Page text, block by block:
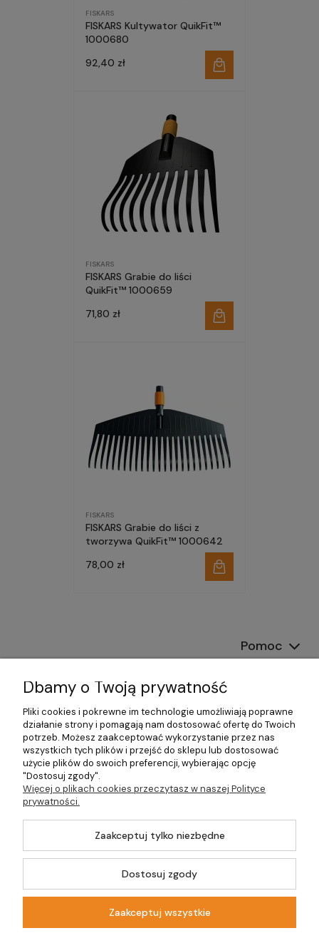
FISKARS
FISKARS Kultywator QuikFit™
1000680
92,40 zł
FISKARS
FISKARS Grabie do liści
QuikFit™ 1000659
71,80 zł
FISKARS
FISKARS Grabie do liści z
tworzywa QuikFit™ 1000642
78,00 zł
Pomoc
Moje konto
Gwarancja i zwroty
O firmie
©2026 Wszelkie Prawa Zastrzeżone | DOM-OGRÓD-HOBBY.PL
Dbamy o Twoją prywatność
Pliki cookies i pokrewne im technologie umożliwiają poprawne
działanie strony i pomagają nam dostosować ofertę do Twoich
potrzeb. Możesz zaakceptować wykorzystanie przez nas
wszystkich tych plików i przejść do sklepu lub dostosować
użycie plików do swoich preferencji, wybierając opcję
"Dostosuj zgody".
Więcej o plikach cookies przeczytasz w naszej Polityce
prywatności.
Zaakceptuj tylko niezbędne
Dostosuj zgody
Zaakceptuj wszystkie